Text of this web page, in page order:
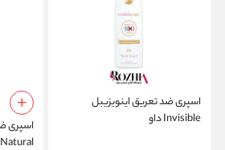
اسپری ضد تعریق اینویزیبل
Invisible داو
Natural نیوا - Nivea